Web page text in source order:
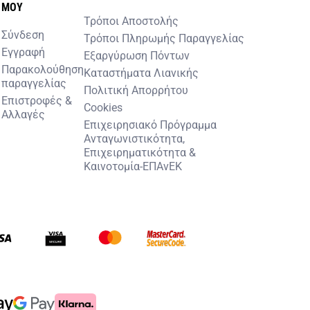
MOY
Σύνδεση
Εγγραφή
Παρακολούθηση
παραγγελίας
Επιστροφές &
Αλλαγές
Τρόποι Αποστολής
Τρόποι Πληρωμής Παραγγελίας
Εξαργύρωση Πόντων
Καταστήματα Λιανικής
Πολιτική Απορρήτου
Cookies
Επιχειρησιακό Πρόγραμμα
Ανταγωνιστικότητα,
Επιχειρηματικότητα &
Καινοτομία-ΕΠΑνΕΚ